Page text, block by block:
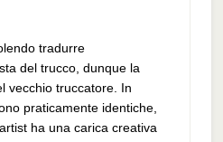
tradurre
del trucco, dunque la
vecchio truccatore. In
praticamente identiche,
ha una carica creativa